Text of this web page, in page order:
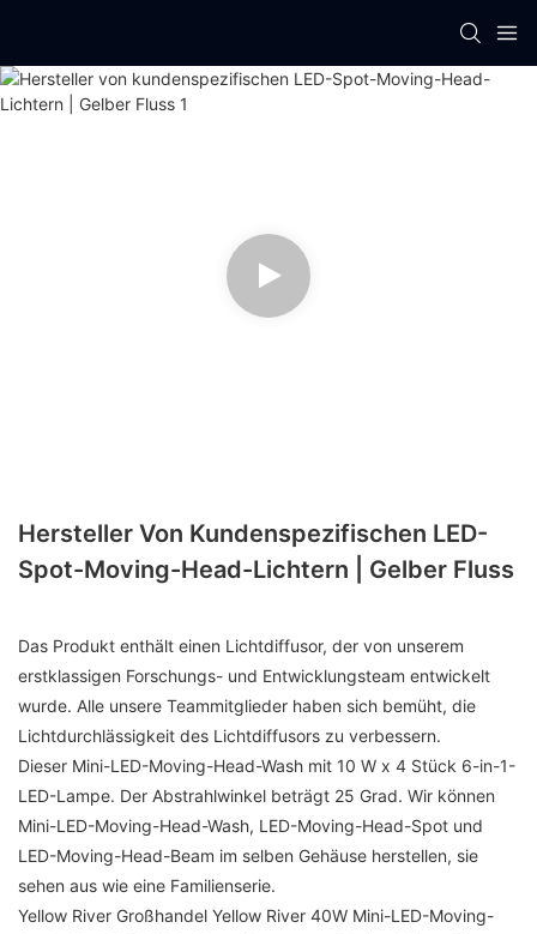
Hersteller Von Kundenspezifischen LED-
Spot-Moving-Head-Lichtern | Gelber Fluss
Das Produkt enthält einen Lichtdiffusor, der von unserem
erstklassigen Forschungs- und Entwicklungsteam entwickelt
wurde. Alle unsere Teammitglieder haben sich bemüht, die
Lichtdurchlässigkeit des Lichtdiffusors zu verbessern.
Dieser Mini-LED-Moving-Head-Wash mit 10 W x 4 Stück 6-in-1-
LED-Lampe. Der Abstrahlwinkel beträgt 25 Grad. Wir können
Mini-LED-Moving-Head-Wash, LED-Moving-Head-Spot und
LED-Moving-Head-Beam im selben Gehäuse herstellen, sie
sehen aus wie eine Familienserie.
Yellow River Großhandel Yellow River 40W Mini-LED-Moving-